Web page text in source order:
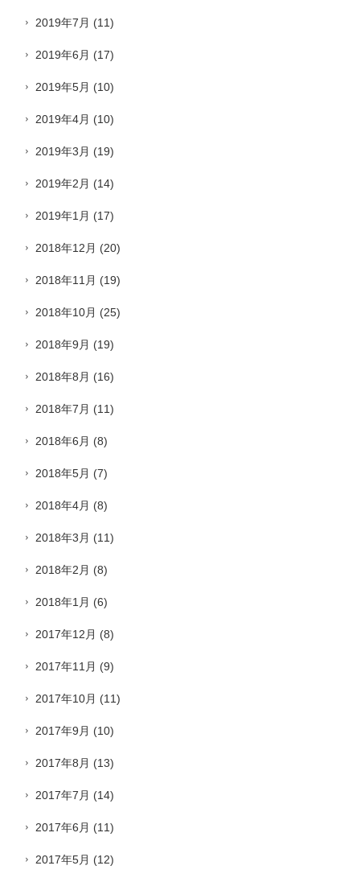
2019年7月 (11)
2019年6月 (17)
2019年5月 (10)
2019年4月 (10)
2019年3月 (19)
2019年2月 (14)
2019年1月 (17)
2018年12月 (20)
2018年11月 (19)
2018年10月 (25)
2018年9月 (19)
2018年8月 (16)
2018年7月 (11)
2018年6月 (8)
2018年5月 (7)
2018年4月 (8)
2018年3月 (11)
2018年2月 (8)
2018年1月 (6)
2017年12月 (8)
2017年11月 (9)
2017年10月 (11)
2017年9月 (10)
2017年8月 (13)
2017年7月 (14)
2017年6月 (11)
2017年5月 (12)